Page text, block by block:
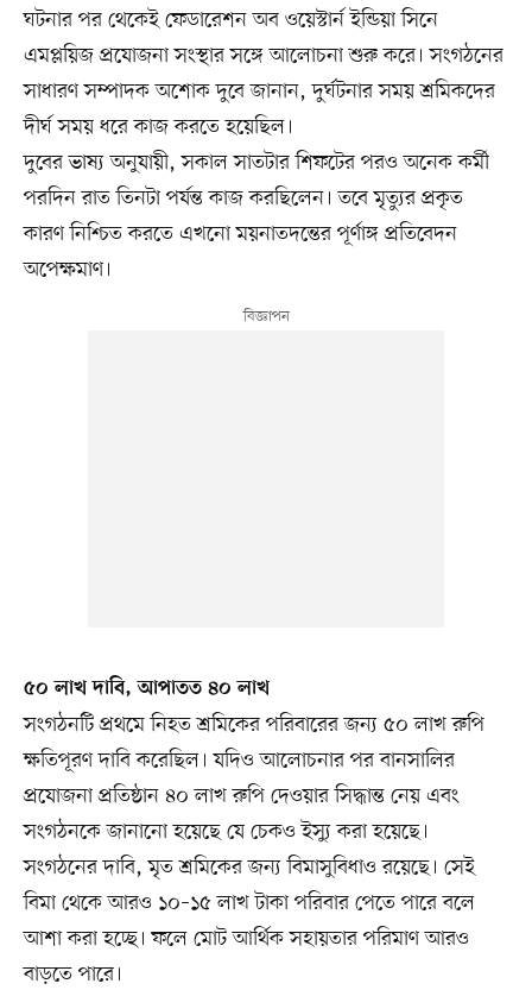
ঘটনার পর থেকেই ফেডারেশন অব ওয়েস্টার্ন ইন্ডিয়া সিনে
এমপ্লয়িজ প্রযোজনা সংস্থার সঙ্গে আলোচনা শুরু করে। সংগঠনের
সাধারণ সম্পাদক অশোক দুবে জানান, দুর্ঘটনার সময় শ্রমিকদের
দীর্ঘ সময় ধরে কাজ করতে হয়েছিল।
দুবের ভাষ্য অনুযায়ী, সকাল সাতটার শিফটের পরও অনেক কর্মী
পরদিন রাত তিনটা পর্যন্ত কাজ করছিলেন। তবে মৃত্যুর প্রকৃত
কারণ নিশ্চিত করতে এখনো ময়নাতদন্তের পূর্ণাঙ্গ প্রতিবেদন
অপেক্ষমাণ।
৫০ লাখ দাবি, আপাতত ৪০ লাখ
সংগঠনটি প্রথমে নিহত শ্রমিকের পরিবারের জন্য ৫০ লাখ রুপি
ক্ষতিপূরণ দাবি করেছিল। যদিও আলোচনার পর বানসালির
প্রযোজনা প্রতিষ্ঠান ৪০ লাখ রুপি দেওয়ার সিদ্ধান্ত নেয় এবং
সংগঠনকে জানানো হয়েছে যে চেকও ইস্যু করা হয়েছে।
সংগঠনের দাবি, মৃত শ্রমিকের জন্য বিমাসুবিধাও রয়েছে। সেই
বিমা থেকে আরও ১০–১৫ লাখ টাকা পরিবার পেতে পারে বলে
আশা করা হচ্ছে। ফলে মোট আর্থিক সহায়তার পরিমাণ আরও
বাড়তে পারে।